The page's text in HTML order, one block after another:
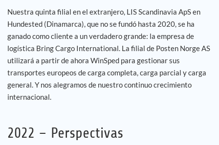
Nuestra quinta filial en el extranjero, LIS Scandinavia ApS en
Hundested (Dinamarca), que no se fundó hasta 2020, se ha
ganado como cliente a un verdadero grande: la empresa de
logística Bring Cargo International. La filial de Posten Norge AS
utilizará a partir de ahora WinSped para gestionar sus
transportes europeos de carga completa, carga parcial y carga
general. Y nos alegramos de nuestro continuo crecimiento
internacional.
2022 – Perspectivas